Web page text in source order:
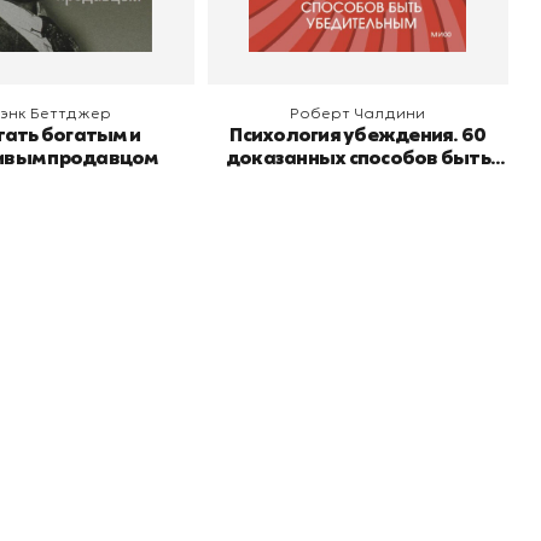
Беттджер
богатым и
продавцом
Роберт Чалдини
Психология убеждения. 60
доказанных способов быть